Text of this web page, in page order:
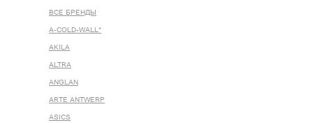
ВСЕ БРЕНДЫ
A-COLD-WALL*
AKILA
ALTRA
ANGLAN
ARTE ANTWERP
ASICS